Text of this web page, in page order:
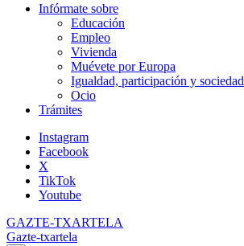
Infórmate sobre
Educación
Empleo
Vivienda
Muévete por Europa
Igualdad, participación y sociedad
Ocio
Trámites
Instagram
Facebook
X
TikTok
Youtube
GAZTE-TXARTELA
Gazte-txartela